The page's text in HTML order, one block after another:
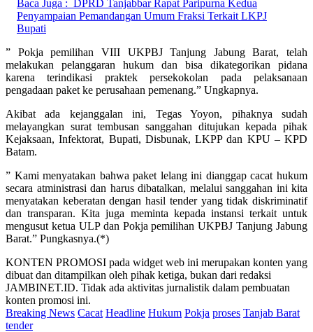
Baca Juga :
DPRD Tanjabbar Rapat Paripurna Kedua
Penyampaian Pemandangan Umum Fraksi Terkait LKPJ
Bupati
” Pokja pemilihan VIII UKPBJ Tanjung Jabung Barat, telah
melakukan pelanggaran hukum dan bisa dikategorikan pidana
karena terindikasi praktek persekokolan pada pelaksanaan
pengadaan paket ke perusahaan pemenang.” Ungkapnya.
Akibat ada kejanggalan ini, Tegas Yoyon, pihaknya sudah
melayangkan surat tembusan sanggahan ditujukan kepada pihak
Kejaksaan, Infektorat, Bupati, Disbunak, LKPP dan KPU – KPD
Batam.
” Kami menyatakan bahwa paket lelang ini dianggap cacat hukum
secara atministrasi dan harus dibatalkan, melalui sanggahan ini kita
menyatakan keberatan dengan hasil tender yang tidak diskriminatif
dan transparan. Kita juga meminta kepada instansi terkait untuk
mengusut ketua ULP dan Pokja pemilihan UKPBJ Tanjung Jabung
Barat.” Pungkasnya.(*)
KONTEN PROMOSI pada widget web ini merupakan konten yang
dibuat dan ditampilkan oleh pihak ketiga, bukan dari redaksi
JAMBINET.ID. Tidak ada aktivitas jurnalistik dalam pembuatan
konten promosi ini.
Breaking News Cacat Headline Hukum Pokja proses Tanjab Barat
tender